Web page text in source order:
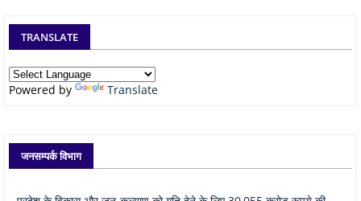
TRANSLATE
Powered by Translate
जनसम्पर्क विभाग